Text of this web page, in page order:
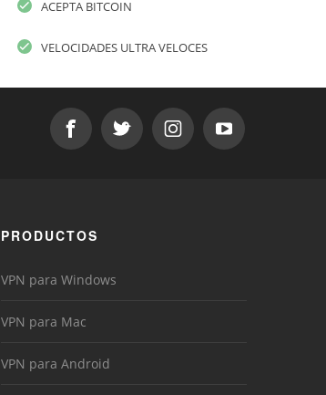
ACEPTA BITCOIN
VELOCIDADES ULTRA VELOCES
PRODUCTOS
VPN para Windows
VPN para Mac
VPN para Android